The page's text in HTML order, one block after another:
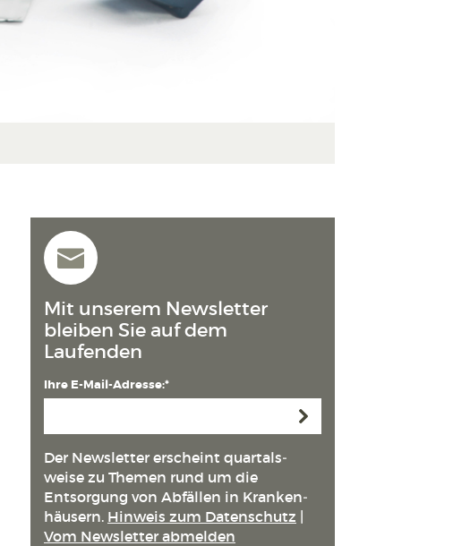
Mit unserem Newsletter
bleiben Sie auf dem
Laufenden
Ihre E-Mail-Adresse:*
Der Newsletter erscheint quartals­
weise zu Themen rund um die
Entsorgung von Abfällen in Kranken­
häusern. Hinweis zum Datenschutz |
Vom Newsletter abmelden